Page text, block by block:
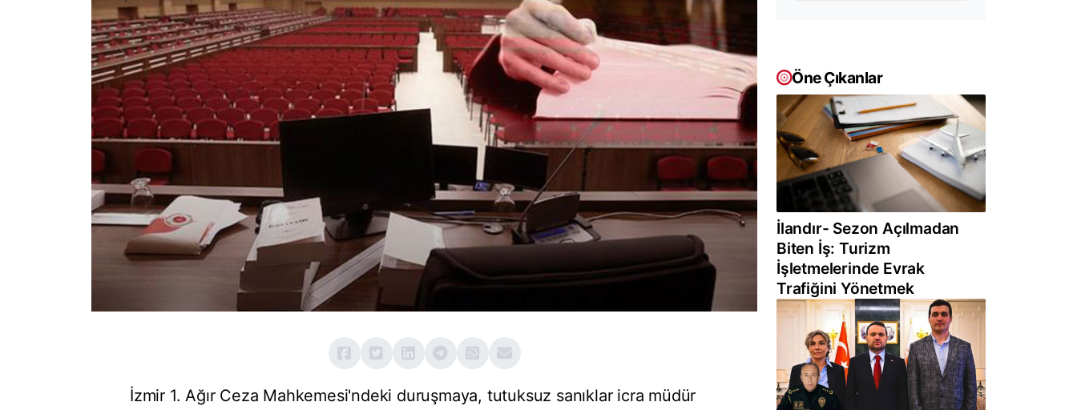
İzmir 1. Ağır Ceza Mahkemesi'ndeki duruşmaya, tutuksuz sanıklar icra müdür
Öne Çıkanlar
İlandır- Sezon Açılmadan
Biten İş: Turizm
İşletmelerinde Evrak
Trafiğini Yönetmek